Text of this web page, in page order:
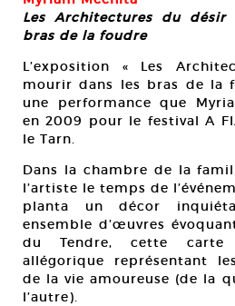
Les Architectures du
bras de la foudre
L’exposition « Les
mourir dans les bras de la
une performance que
en 2009 pour le festival A
le Tarn.
Dans la chambre de la
l’artiste le temps de
planta un décor
ensemble d’œuvres
du Tendre, cette carte
allégorique représentant
de la vie amoureuse (de la
l’autre).